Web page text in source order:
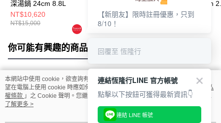
深湯鍋 24cm 8.8L
NT$10,620
NT$15,000
高身湯鍋 24cm 5.7L
NT$9,720
NT$13,000
低身湯鍋 20cm
NT$7,920
你可能有興趣的商品 全站排行
熱門標籤
本網站中使用 cookie，欲查詢有關本網站使用 cookie 方式之詳情，及若您不希
望在電腦上使用 cookie 時應如何變更電腦的 cookie 設定，請參閱本網站「
隱私
權條款 」之 Cookie 聲明。您繼續使用本網站即表示您同意本公司得按本網站使
用條款之 Cookie 聲明使用 cookie。
了解更多 >
【新朋友】限時註冊優惠，只到
8/10！
回覆至 恆隆行
連結恆隆行LINE 官方帳號
點擊以下按鈕可獲得最新資訊👇
連結 LINE 帳號